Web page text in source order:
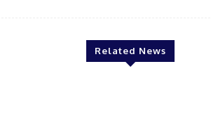
Related News